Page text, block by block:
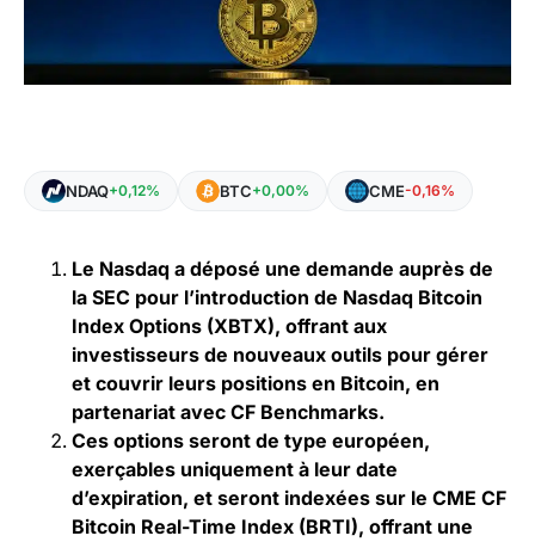
NDAQ+0,12% BTC+0,00% CME-0,16%
Le Nasdaq a déposé une demande auprès de
la SEC pour l’introduction de Nasdaq Bitcoin
Index Options (XBTX), offrant aux
investisseurs de nouveaux outils pour gérer
et couvrir leurs positions en Bitcoin, en
partenariat avec CF Benchmarks.
Ces options seront de type européen,
exerçables uniquement à leur date
d’expiration, et seront indexées sur le CME CF
Bitcoin Real-Time Index (BRTI), offrant une